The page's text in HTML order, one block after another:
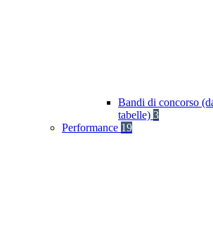
Bandi di concorso
tabelle) 3
Performance 19